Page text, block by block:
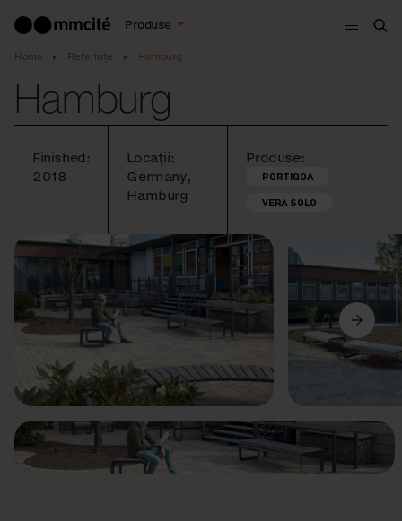
Produse
Meniu
Home Referințe Hamburg
Hamburg
Finished:
2018
Locații:
Germany,
Hamburg
Produse:
PORTIQOA
VERA SOLO
Anterior Următorul